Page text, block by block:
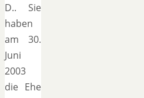
D.. Sie
haben
am 30.
Juni
2003
die Ehe